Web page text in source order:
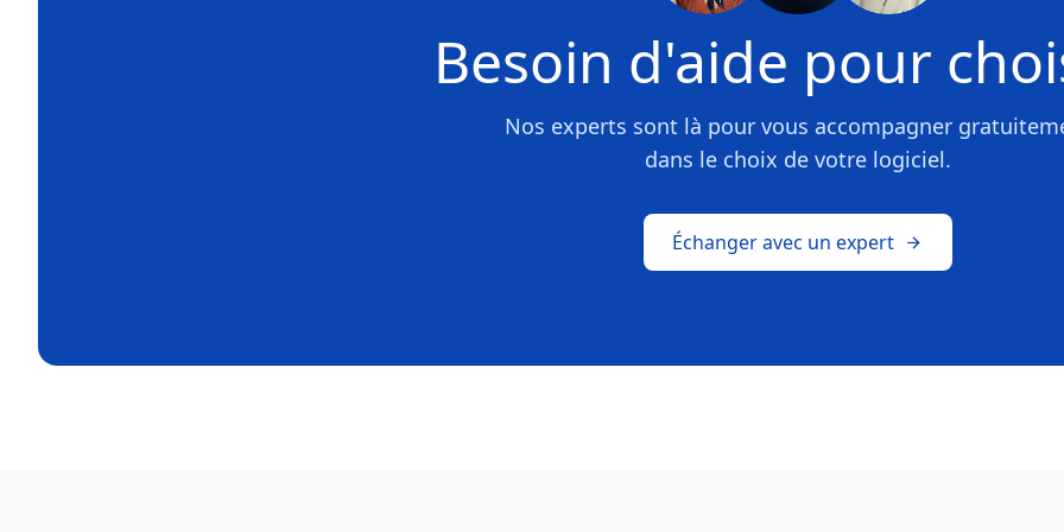
Besoin d'aide pour
Nos experts sont là pour vous accompagner
dans le choix de votre logiciel.
Échanger avec un expert